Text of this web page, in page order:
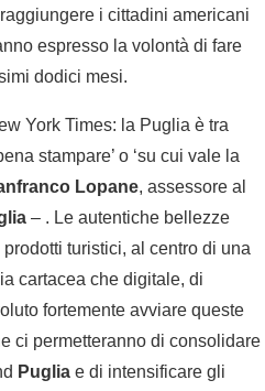
i cittadini americani
espresso la volontà di fare
dodici mesi.
York Times: la Puglia è tra
stampare’ o ‘su cui vale la
Lopane, assessore al
– . Le autentiche bellezze
turistici, al centro di una
cartacea che digitale, di
fortemente avviare queste
ci permetteranno di consolidare
Puglia e di intensificare gli